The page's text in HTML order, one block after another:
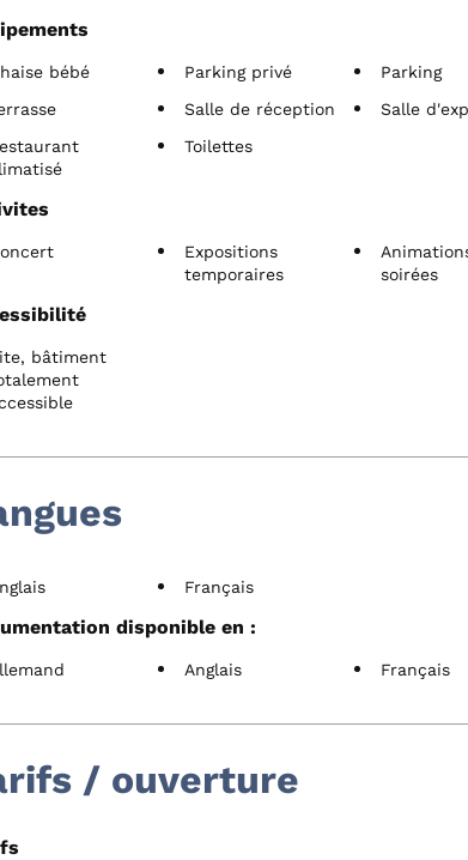
bébé Parking privé Parking
Salle de réception Salle
Toilettes
Expositions
temporaires
soirées
bâtiment
Français
disponible en :
Anglais Français
/ ouverture